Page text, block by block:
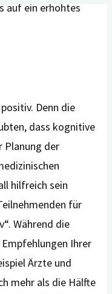
auf ein erhöhtes
Denn die
dass kognitive
Planung der
hilfreich sein
für
Während die
Ihrer
Ärzte und
mehr als die Hälfte